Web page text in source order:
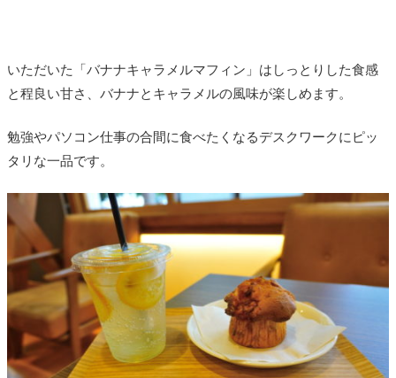
いただいた「バナナキャラメルマフィン」は しっとりした食感
と程良い甘さ、バナナとキャラメルの風味が楽しめます。
勉強やパソコン仕事の合間に食べたくなるデスクワークにピッ
タリな一品です。